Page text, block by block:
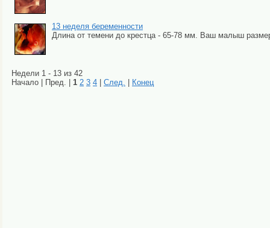
13 неделя беременности
Длина от темени до крестца - 65-78 мм. Ваш малыш
Недели 1 - 13 из 42
Начало | Пред. | 1 2 3 4 След. Конец